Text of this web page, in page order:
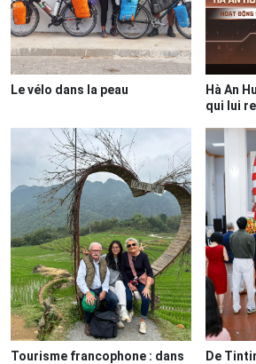
Le vélo dans la peau
Hà An
qui lui
Tourisme francophone : dans
De